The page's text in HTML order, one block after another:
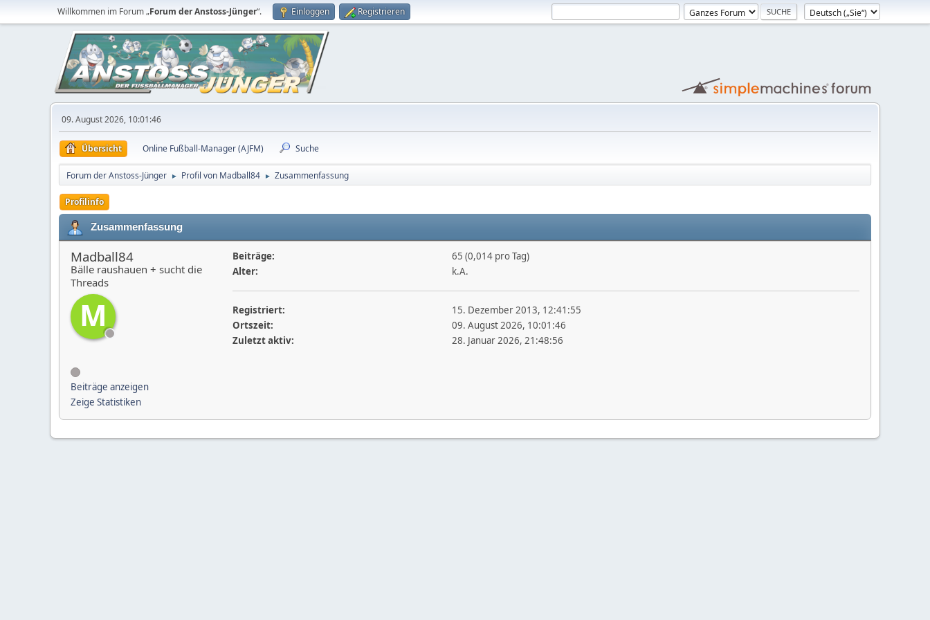
Willkommen im Forum „Forum der Anstoss-Jünger“. Einloggen Registrieren
09. August 2026, 10:01:46
Übersicht Online Fußball-Manager (AJFM) Suche
Forum der Anstoss-Jünger ► Profil von Madball84 ► Zusammenfassung
Profilinfo
Zusammenfassung
Madball84
Bälle raushauen + sucht die
Threads
M
Beiträge anzeigen
Zeige Statistiken
Beiträge:
65 (0,014 pro Tag)
Alter:
k.A.
Registriert:
15. Dezember 2013, 12:41:55
Ortszeit:
09. August 2026, 10:01:46
Zuletzt aktiv:
28. Januar 2026, 21:48:56